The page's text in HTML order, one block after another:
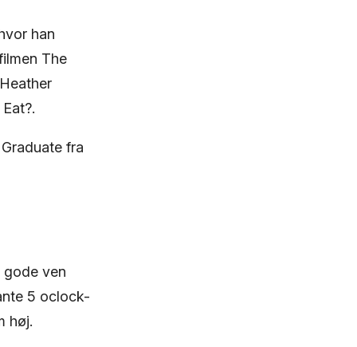
han
The
fra
gode ven
5 oclock-
høj.